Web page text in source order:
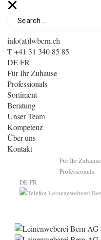
info(at)lwbern.ch
T +41 31 340 85 85
DEFR
Für Ihr Zuhause
Professionals
Sortiment
Beratung
Unser Team
Kompetenz
Über uns
Kontakt
Für Ihr Zuhause
Professionals
DEFR